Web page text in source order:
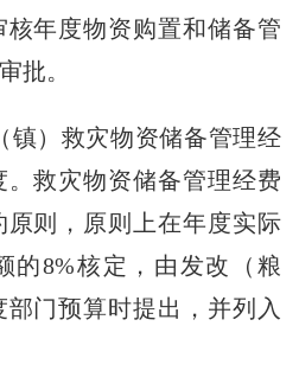
核年度物资购置和储备管
批。
镇）救灾物资储备管理经
救灾物资储备管理经费
则，原则上在年度实际
的8%核定，由发改（粮
门预算时提出，并列入